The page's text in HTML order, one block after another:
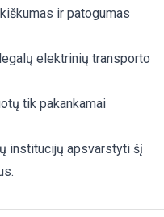
ir patogumas
elektrinių transporto
tik pakankamai
institucijų apsvarstyti šį